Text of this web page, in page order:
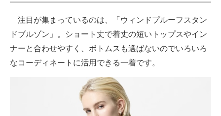
注目が集まっているのは、「ウィンドプルーフスタン
ドブルゾン」。ショート丈で着丈の短いトップスやイン
ナーと合わせやすく、ボトムスも選ばないのでいろいろ
なコーディネートに活用できる一着です。